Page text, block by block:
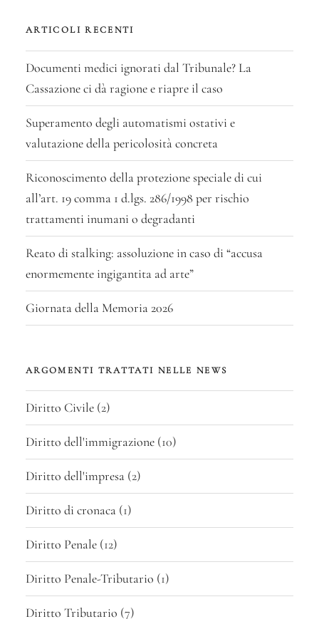
ARTICOLI RECENTI
Documenti medici ignorati dal Tribunale? La
Cassazione ci dà ragione e riapre il caso
Superamento degli automatismi ostativi e
valutazione della pericolosità concreta
Riconoscimento della protezione speciale di cui
all’art. 19 comma 1 d.lgs. 286/1998 per rischio
trattamenti inumani o degradanti
Reato di stalking: assoluzione in caso di “accusa
enormemente ingigantita ad arte”
Giornata della Memoria 2026
ARGOMENTI TRATTATI NELLE NEWS
Diritto Civile (2)
Diritto dell'immigrazione (10)
Diritto dell'impresa (2)
Diritto di cronaca (1)
Diritto Penale (12)
Diritto Penale-Tributario (1)
Diritto Tributario (7)